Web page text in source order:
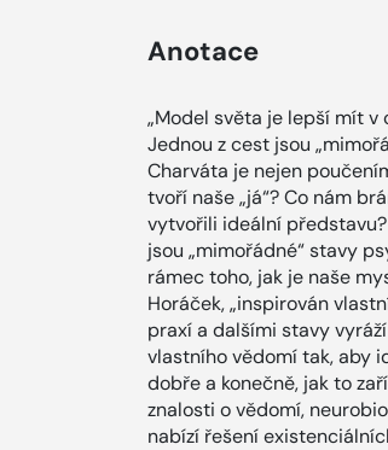
Anotace
„Model světa je lepší mít v
Jednou z cest jsou
Charváta je nejen
tvoří naše „já“? Co nám
vytvořili ideální
jsou „mimořádné“ stavy
rámec toho, jak je naše
Horáček, „inspirován
praxí a dalšími stavy
vlastního vědomí tak, aby
dobře a konečně, jak to
znalosti o vědomí,
nabízí řešení